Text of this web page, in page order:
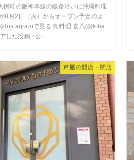
桝町の阪神本線の線路沿いに沖縄料理
8月2日（火）からオープン予定のよ
Instagramで見る 島料理 喜八(@kiha
した投稿 ↑公...
芦屋の開店・閉店